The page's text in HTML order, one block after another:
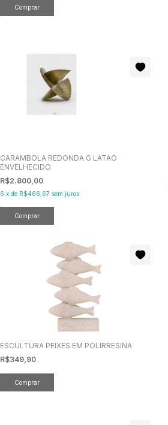
CARAMBOLA REDONDA G LATAO
ENVELHECIDO
R$2.800,00
6 x de R$466,67 sem juros
ESCULTURA PEIXES EM POLIRRESINA
R$349,90